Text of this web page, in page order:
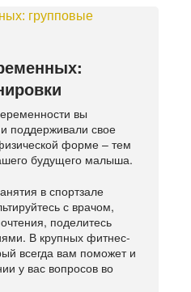
вы
поддерживали свое
форме – тем
будущего малыша.
в спортзале
с врачом,
поделитесь
В крупных фитнес-
всегда вам поможет и
у вас вопросов во